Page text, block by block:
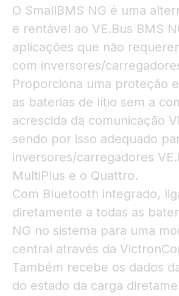
O SmallBMS NG é uma
e rentável ao VE.Bus BMS
aplicações que não
com inversores/
Proporciona uma proteção
as baterias de lítio sem a
acrescida da comunicação
sendo por isso adequado
inversores/carregadores
MultiPlus e o Quattro.
Com Bluetooth integrado,
diretamente a todas as
NG no sistema para uma
central através da
Também recebe os dados
do estado da carga